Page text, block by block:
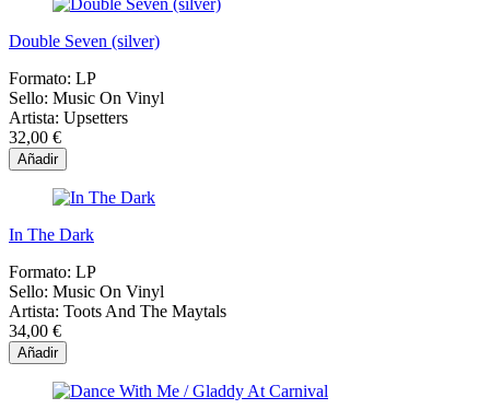
Double Seven (silver)
Formato: LP
Sello: Music On Vinyl
Artista: Upsetters
32,00 €
Añadir
In The Dark
Formato: LP
Sello: Music On Vinyl
Artista: Toots And The Maytals
34,00 €
Añadir